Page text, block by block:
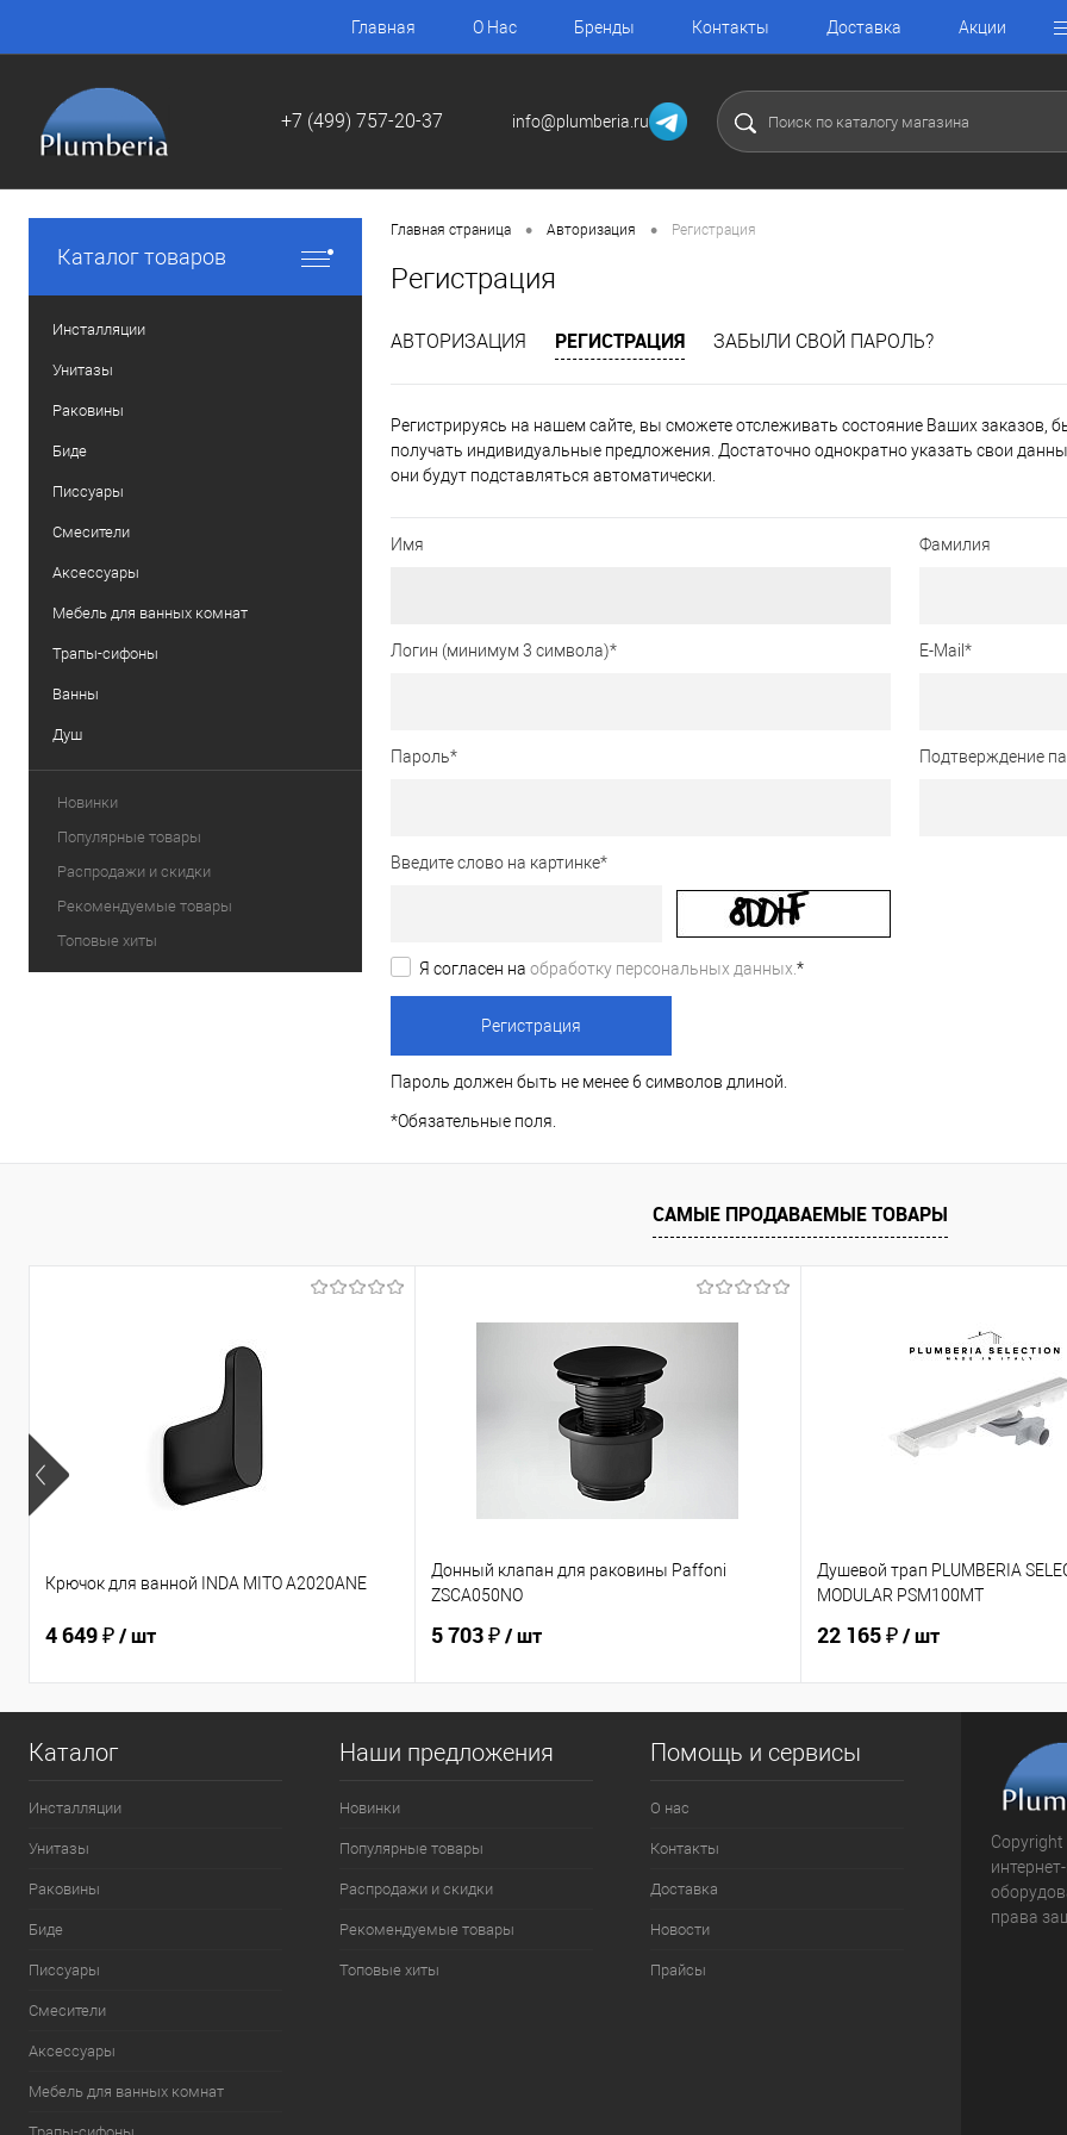
Главная О Нас Бренды Контакты Доставка Акции
+7 (499) 757-20-37 info@plumberia.ru
Каталог товаров
Инсталляции
Унитазы
Раковины
Биде
Писсуары
Смесители
Аксессуары
Мебель для ванных комнат
Трапы-сифоны
Ванны
Душ
Новинки
Популярные товары
Распродажи и скидки
Рекомендуемые товары
Топовые хиты
Главная страница • Авторизация • Регистрация
Регистрация
АВТОРИЗАЦИЯ РЕГИСТРАЦИЯ ЗАБЫЛИ СВОЙ ПАРОЛЬ?
Регистрируясь на нашем сайте, вы сможете отслеживать состояние Ваших заказов,
получать индивидуальные предложения. Достаточно однократно указать свои
они будут подставляться автоматически.
Имя Фамилия
Логин (минимум 3 символа)* E-Mail *
Пароль* Подтверждение
Введите слово на картинке*
Я согласен на обработку персональных данных.*
Пароль должен быть не менее 6 символов длиной.
*Обязательные поля.
САМЫЕ ПРОДАВАЕМЫЕ ТОВАРЫ
Крючок для ванной INDA MITO A2020ANE
4 649 ₽/ шт
Донный клапан для раковины Paffoni
ZSCA050NO
5 703 ₽/ шт
Душевой трап PLUMBERIA
MODULAR PSM100MT
22 165 ₽/ шт
Каталог
Инсталляции
Унитазы
Раковины
Биде
Писсуары
Смесители
Аксессуары
Мебель для ванных комнат
Наши предложения
Новинки
Популярные товары
Распродажи и скидки
Рекомендуемые товары
Топовые хиты
Помощь и сервисы
О нас
Контакты
Доставка
Новости
Прайсы
права